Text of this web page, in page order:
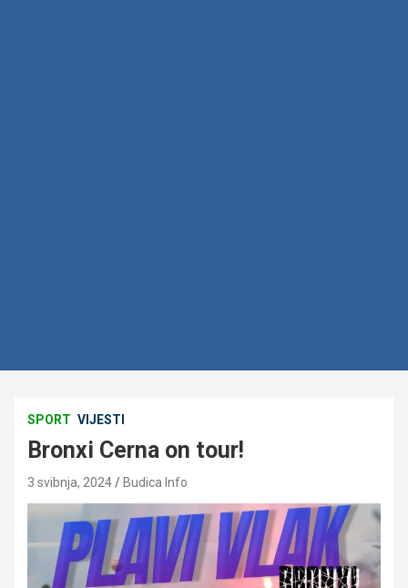
SPORT VIJESTI
Bronxi Cerna on tour!
3 svibnja, 2024 Budica Info